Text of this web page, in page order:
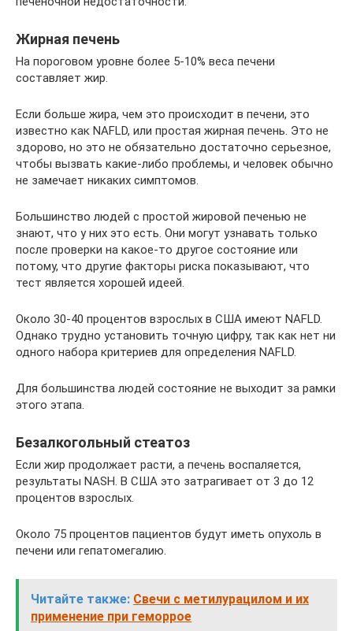
Жирная печень
На пороговом уровне более 5-10% веса печени
составляет жир.
Если больше жира, чем это происходит в печени, это
известно как NAFLD, или простая жирная печень. Это не
здорово, но это не обязательно достаточно серьезное,
чтобы вызвать какие-либо проблемы, и человек обычно
не замечает никаких симптомов.
Большинство людей с простой жировой печенью не
знают, что у них это есть. Они могут узнавать только
после проверки на какое-то другое состояние или
потому, что другие факторы риска показывают, что
тест является хорошей идеей.
Около 30-40 процентов взрослых в США имеют NAFLD.
Однако трудно установить точную цифру, так как нет ни
одного набора критериев для определения NAFLD.
Для большинства людей состояние не выходит за рамки
этого этапа.
Безалкогольный стеатоз
Если жир продолжает расти, а печень воспаляется,
результаты NASH. В США это затрагивает от 3 до 12
процентов взрослых.
Около 75 процентов пациентов будут иметь опухоль в
печени или гепатомегалию.
Читайте также: Свечи с метилурацилом и их
применение при геморрое